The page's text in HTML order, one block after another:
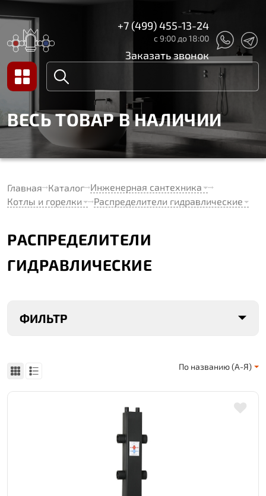
+7 (499) 455-13-24
с 9:00 до 18:00
Заказать звонок
ВЕСЬ ТОВАР В НАЛИЧИИ
Главная Каталог Инженерная сантехника
Котлы и горелки
Распределители гидравлические
РАСПРЕДЕЛИТЕЛИ
ГИДРАВЛИЧЕСКИЕ
ФИЛЬТР
По названию (А-Я)